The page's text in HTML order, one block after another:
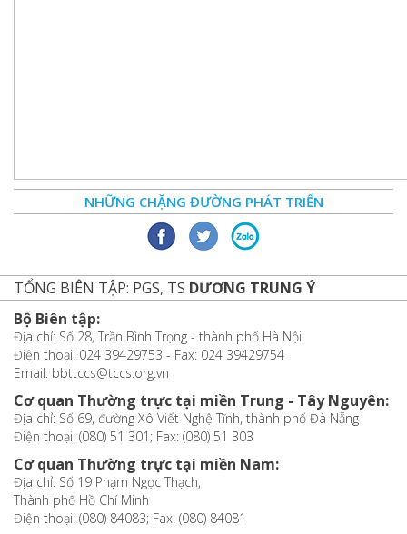
NHỮNG CHẶNG ĐƯỜNG PHÁT TRIỂN
TỔNG BIÊN TẬP: PGS, TS DƯƠNG TRUNG Ý
Bộ Biên tập:
Địa chỉ: Số 28, Trần Bình Trọng - thành phố Hà Nội
Điện thoại: 024 39429753 - Fax: 024 39429754
Email: bbttccs@tccs.org.vn
Cơ quan Thường trực tại miền Trung - Tây Nguyên:
Địa chỉ: Số 69, đường Xô Viết Nghệ Tĩnh, thành phố Đà Nẵng
Điện thoại: (080) 51 301; Fax: (080) 51 303
Cơ quan Thường trực tại miền Nam:
Địa chỉ: Số 19 Phạm Ngọc Thạch,
Thành phố Hồ Chí Minh
Điện thoại: (080) 84083; Fax: (080) 84081